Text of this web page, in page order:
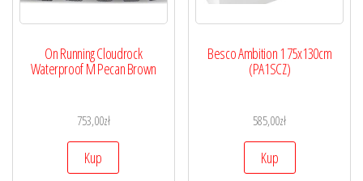
On Running Cloudrock
Waterproof M Pecan Brown
753,00zł
Kup
Besco Ambition 1 75x130cm
(PA1SCZ)
585,00zł
Kup